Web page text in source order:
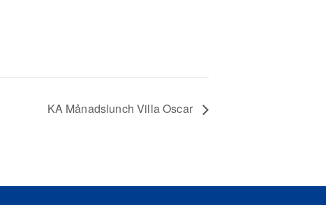
KA Månadslunch Villa Oscar